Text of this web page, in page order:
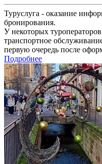
Туруслуга - оказание
бронирования.
У некоторых
транспортное
первую очередь после
Подробнее